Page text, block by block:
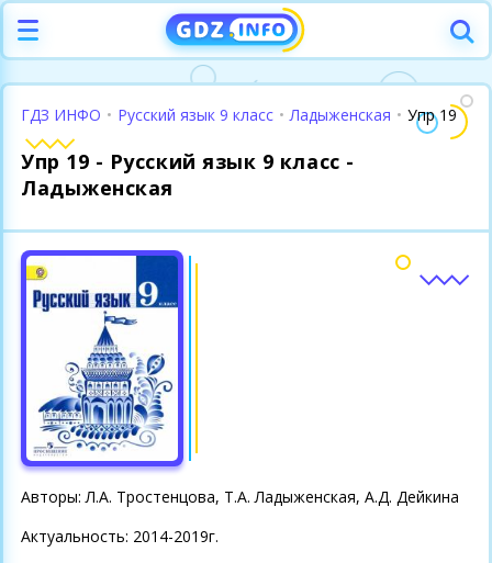
ГДЗ ИНФО • Русский язык 9 класс • Ладыженская • Упр 19
Упр 19 - Русский язык 9 класс -
Ладыженская
Авторы: Л.А. Тростенцова, Т.А. Ладыженская, А.Д. Дейкина
Актуальность: 2014-2019г.